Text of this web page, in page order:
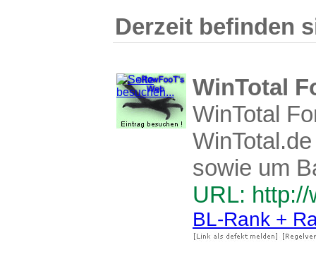
Derzeit befinden
WinTotal
WinTotal
sowie um
URL:
BL-Rank +